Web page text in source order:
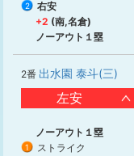
2
右安
+2 (南,名倉)
ノーアウト１塁
2番 出水園 泰斗(三)
左安
ノーアウト１塁
1 ストライク